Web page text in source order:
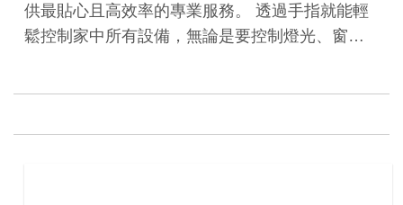
供最貼心且高效率的專業服務。 透過手指就能輕
鬆控制家中所有設備，無論是要控制燈光、窗…